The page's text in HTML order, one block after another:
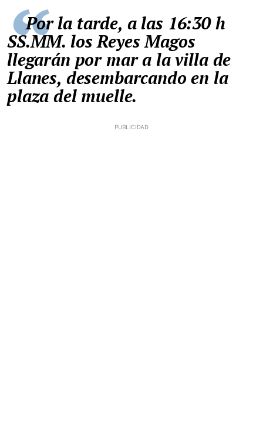
Por la tarde, a las 16:30 h
SS.MM. los Reyes Magos
llegarán por mar a la villa de
Llanes, desembarcando en la
plaza del muelle.